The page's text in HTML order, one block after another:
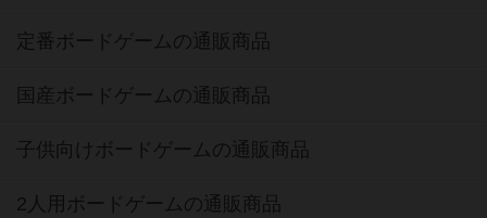
定番ボードゲームの通販商品
国産ボードゲームの通販商品
子供向けボードゲームの通販商品
2人用ボードゲームの通販商品